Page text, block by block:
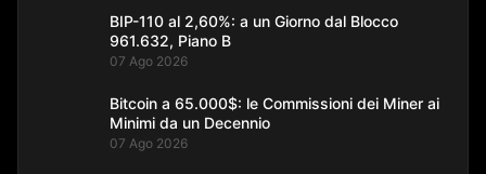
BIP-110 al 2,60%: a un Giorno dal Blocco
961.632, Piano B
07 Ago 2026
Bitcoin a 65.000$: le Commissioni dei Miner ai
Minimi da un Decennio
07 Ago 2026